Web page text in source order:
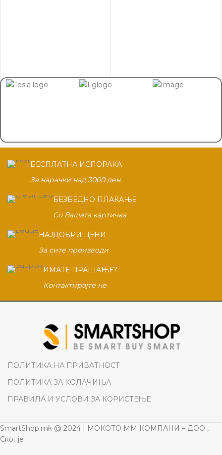
БЕСПЛАТНА ИСПОРАКА
За нарачки над 3000 ден.
БЕЗБЕДНО ПЛАЌАЊЕ
Со Вашата картичка
НАЈДОБРИ ЦЕНИ
За сите производи
ИМАТЕ ПРАШАЊЕ?
Контактирајте не
ПОЛИТИКА НА ПРИВАТНОСТ
ПОЛИТИКА ЗА КОЛАЧИЊА
ПРАВИЛА И УСЛОВИ ЗА КОРИСТЕЊЕ
SmartShop.mk @ 2024 | МОКОТО ММ КОМПАНИ – ДОО ,
Скопје